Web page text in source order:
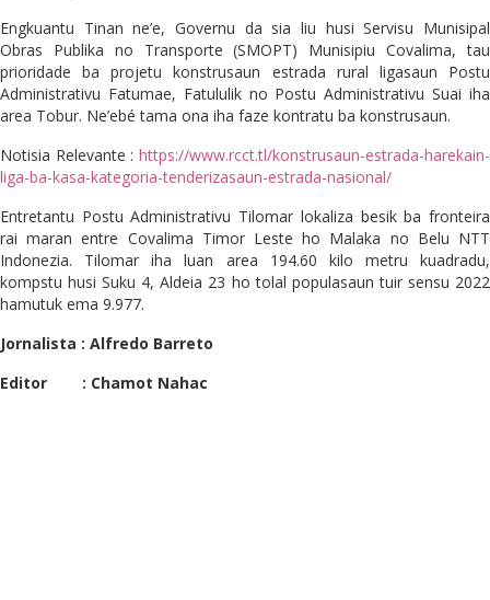
Engkuantu Tinan ne’e, Governu da sia liu husi Servisu Munisipal
Obras Publika no Transporte (SMOPT) Munisipiu Covalima, tau
prioridade ba projetu konstrusaun estrada rural ligasaun Postu
Administrativu Fatumae, Fatululik no Postu Administrativu Suai iha
area Tobur. Ne’ebé tama ona iha faze kontratu ba konstrusaun.
Notisia Relevante : https://www.rcct.tl/konstrusaun-estrada-harekain-
liga-ba-kasa-kategoria-tenderizasaun-estrada-nasional/
Entretantu Postu Administrativu Tilomar lokaliza besik ba fronteira
rai maran entre Covalima Timor Leste ho Malaka no Belu NTT
Indonezia. Tilomar iha luan area 194.60 kilo metru kuadradu,
kompstu husi Suku 4, Aldeia 23 ho tolal populasaun tuir sensu 2022
hamutuk ema 9.977.
Jornalista : Alfredo Barreto
Editor : Chamot Nahac